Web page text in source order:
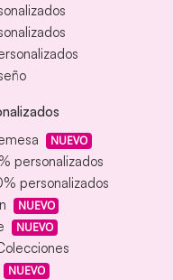
NUEVO
personalizados
personalizados
NUEVO
NUEVO
NUEVO